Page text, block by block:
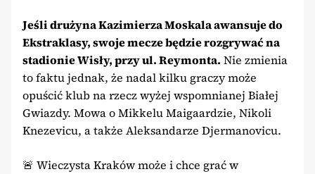
Jeśli drużyna Kazimierza Moskala awansuje do
Ekstraklasy, swoje mecze będzie rozgrywać na
stadionie Wisły, przy ul. Reymonta. Nie zmienia
to faktu jednak, że nadal kilku graczy może
opuścić klub na rzecz wyżej wspomnianej Białej
Gwiazdy. Mowa o Mikkelu Maigaardzie, Nikoli
Knezevicu, a także Aleksandarze Djermanovicu.
🚨 Wieczysta Kraków może i chce grać w